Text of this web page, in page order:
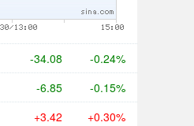
-34.08 -0.24%
-6.85 -0.15%
+3.42 +0.30%